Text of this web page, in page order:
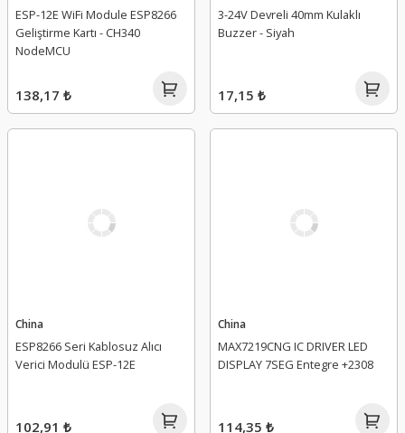
ESP-12E WiFi Module ESP8266
Geliştirme Kartı - CH340
NodeMCU
138,17 ₺
3-24V Devreli 40mm Kulaklı
Buzzer - Siyah
17,15 ₺
China
ESP8266 Seri Kablosuz Alıcı
Verici Modulü ESP-12E
102,91 ₺
China
MAX7219CNG IC DRIVER LED
DISPLAY 7SEG Entegre +2308
114,35 ₺